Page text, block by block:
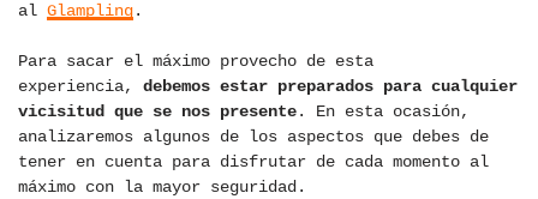
al Glampling.
Para sacar el máximo provecho de esta
experiencia, debemos estar preparados para cualquier
vicisitud que se nos presente. En esta ocasión,
analizaremos algunos de los aspectos que debes de
tener en cuenta para disfrutar de cada momento al
máximo con la mayor seguridad.